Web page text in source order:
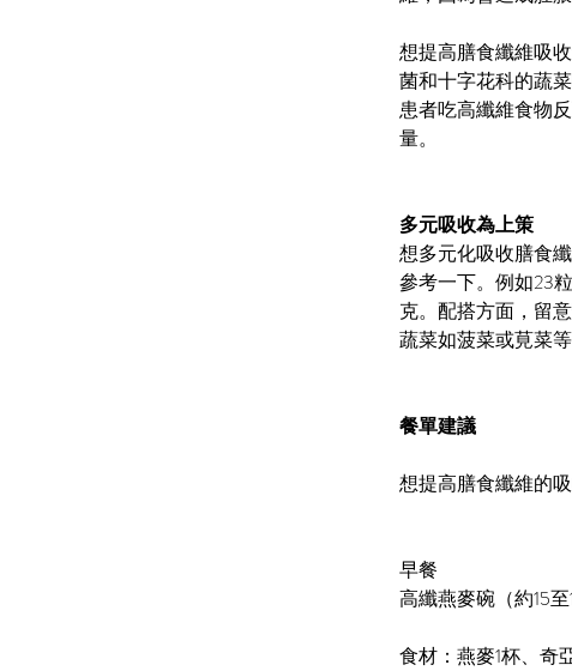
想提高膳食纖維吸
菌和十字花科的蔬
患者吃高纖維食物
量。
多元吸收為上策
想多元化吸收膳食
參考一下。例如23
克。配搭方面，留
蔬菜如菠菜或莧菜
餐單建議
想提高膳食纖維的
早餐
高纖燕麥碗（約15至
食材：燕麥1杯、奇